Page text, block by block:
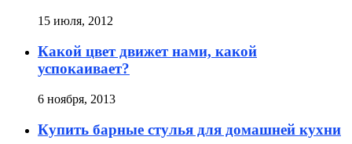
15 июля, 2012
Какой цвет движет нами, какой
успокаивает?
6 ноября, 2013
Купить барные стулья для домашней кухни